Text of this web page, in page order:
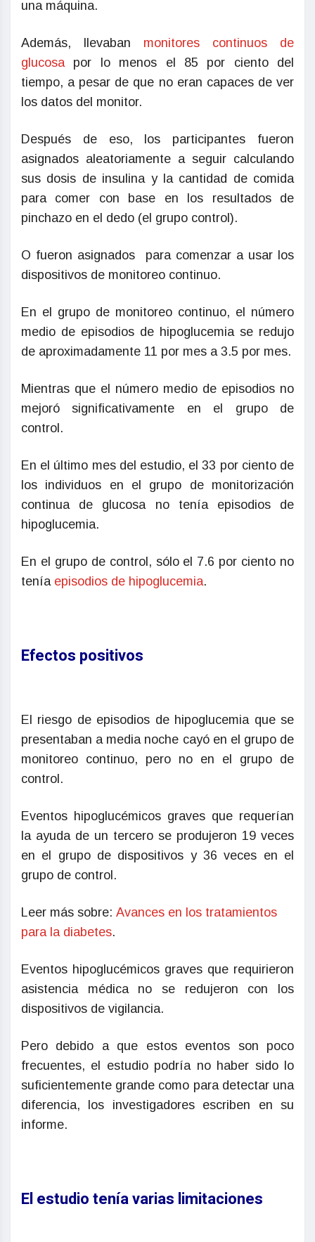
una máquina.
Además, llevaban monitores continuos de
glucosapor lo menos el 85 por ciento del
tiempo, a pesar de que no eran capaces de ver
los datos del monitor.
Después de eso, los participantes fueron
asignados aleatoriamente a seguir calculando
sus dosis de insulina y la cantidad de comida
para comer con base en los resultados de
pinchazo en el dedo (el grupo control).
O fueron asignados para comenzar a usar los
dispositivos de monitoreo continuo.
En el grupo de monitoreo continuo, el número
medio de episodios de hipoglucemia se redujo
de aproximadamente 11 por mes a 3.5 por mes.
Mientras que el número medio de episodios no
mejoró significativamente en el grupo de
control.
En el último mes del estudio, el 33 por ciento de
los individuos en el grupo de monitorización
continua de glucosa no tenía episodios de
hipoglucemia.
En el grupo de control, sólo el 7.6 por ciento no
tenía episodios de hipoglucemia.
Efectos positivos
El riesgo de episodios de hipoglucemia que se
presentaban a media noche cayó en el grupo de
monitoreo continuo, pero no en el grupo de
control.
Eventos hipoglucémicos graves que requerían
la ayuda de un tercero se produjeron 19 veces
en el grupo de dispositivos y 36 veces en el
grupo de control.
Leer más sobre: Avances en los tratamientos
para la diabetes.
Eventos hipoglucémicos graves que requirieron
asistencia médica no se redujeron con los
dispositivos de vigilancia.
Pero debido a que estos eventos son poco
frecuentes, el estudio podría no haber sido lo
suficientemente grande como para detectar una
diferencia, los investigadores escriben en su
informe.
El estudio tenía varias limitaciones